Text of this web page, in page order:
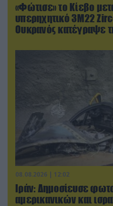
«Φώτισε» το Κίεβο
υπερηχητικό 3M22
Ουκρανός κατέγραψε
08.08.2026 | 12:02
Ιράν: Δημοσίευσε
αμερικανικών και